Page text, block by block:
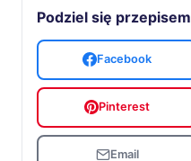
Podziel się przepisem
Facebook
Pinterest
Email